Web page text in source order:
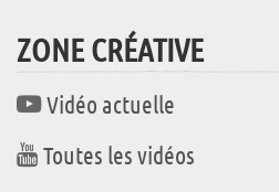
ZONE CRÉATIVE
Vidéo actuelle
Toutes les vidéos